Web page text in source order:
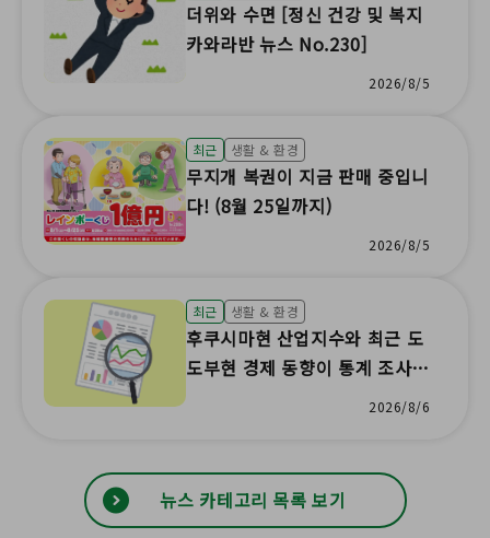
더위와 수면 [정신 건강 및 복지
카와라반 뉴스 No.230]
2026/8/5
최근 생활 & 환경
무지개 복권이 지금 판매 중입니
다! (8월 25일까지)
2026/8/5
최근 생활 & 환경
후쿠시마현 산업지수와 최근 도
도부현 경제 동향이 통계 조사
결과로 업데이트되었습니다!2026/8/6
뉴스 카테고리 목록 보기